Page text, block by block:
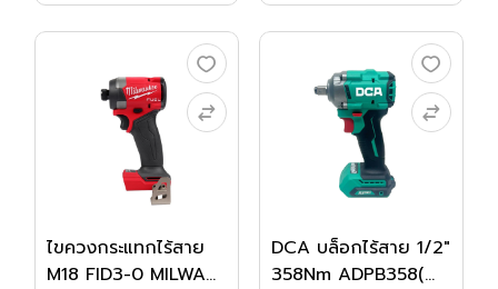
ไขควงกระแทกไร้สาย
M18 FID3-0 MILWA...
DCA บล็อกไร้สาย 1/2"
358Nm ADPB358(...